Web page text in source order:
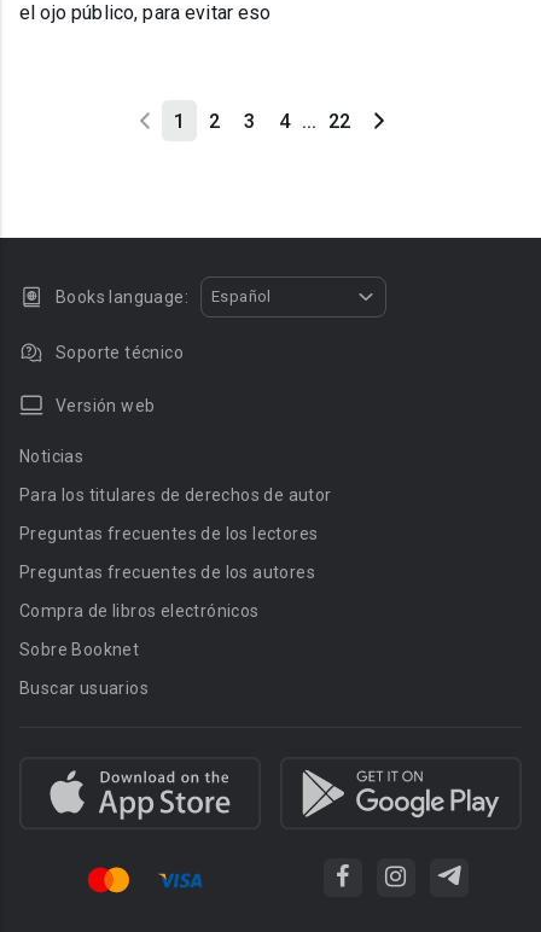
el ojo público, para evitar eso
1 2 3 4 ... 22
Books language: Español
Soporte técnico
Versión web
Noticias
Para los titulares de derechos de autor
Preguntas frecuentes de los lectores
Preguntas frecuentes de los autores
Compra de libros electrónicos
Sobre Booknet
Buscar usuarios